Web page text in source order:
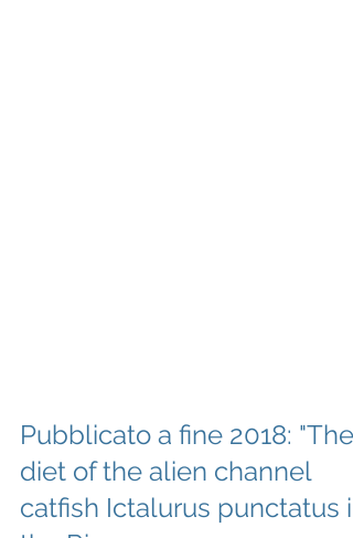
Pubblicato a fine 2018: "The
diet of the alien channel